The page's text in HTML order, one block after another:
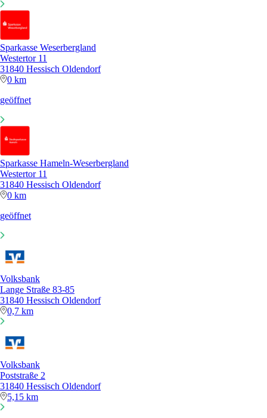
Sparkasse Weserbergland
Westertor 11
31840 Hessisch Oldendorf
0 km
geöffnet
Sparkasse Hameln-Weserbergland
Westertor 11
31840 Hessisch Oldendorf
0 km
geöffnet
Volksbank
Lange Straße 83-85
31840 Hessisch Oldendorf
0,7 km
Volksbank
Poststraße 2
31840 Hessisch Oldendorf
5,15 km